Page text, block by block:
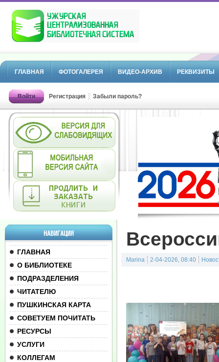
ГЛАВНАЯ ФОТОГАЛЕРЕЯ ВИДЕО-АРХИВ РЕКВИЗИТЫ
Войти Регистрация Забыли пароль?
НАВИГАЦИЯ
ГЛАВНАЯ
О БИБЛИОТЕКЕ
ПОДРАЗДЕЛЕНИЯ
ЧИТАТЕЛЮ
ПУШКИНСКАЯ КАРТА
СОВЕТУЕМ ПОЧИТАТЬ
РЕСУРСЫ
УСЛУГИ
КОЛЛЕГАМ
Marina 2-04-2026, 08:40